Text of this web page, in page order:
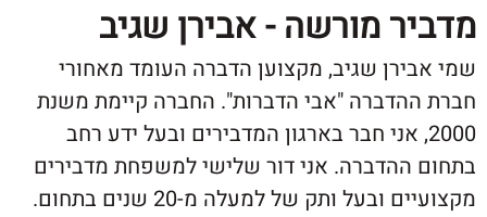
מורשה - אבירן שגיב
שגיב, מקצוען הדברה העומד מאחורי
"אבי הדברות". החברה קיימת משנת
אני חבר בארגון המדבירים ובעל ידע רחב
אני דור שלישי למשפחת מדבירים
ותק של למעלה מ-20 שנים בתחום.